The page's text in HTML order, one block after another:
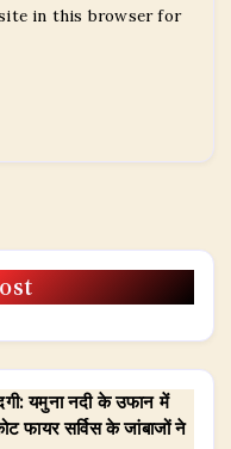
in this browser for
यमुना नदी के उफान में
फायर सर्विस के जांबाजों ने